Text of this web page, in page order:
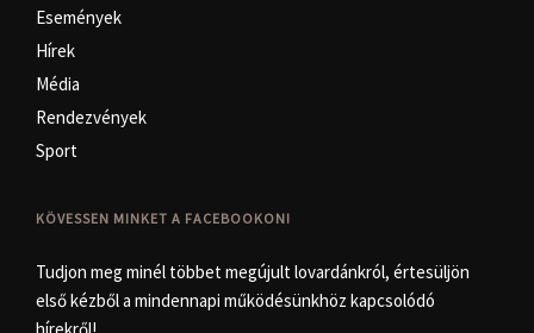
Események
Hírek
Média
Rendezvények
Sport
KÖVESSEN MINKET A FACEBOOKON!
Tudjon meg minél többet megújult lovardánkról, értesüljön
első kézből a mindennapi működésünkhöz kapcsolódó